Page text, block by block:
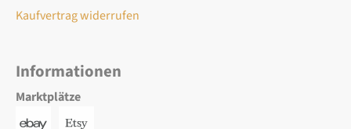
Kaufvertrag widerrufen
Informationen
Marktplätze